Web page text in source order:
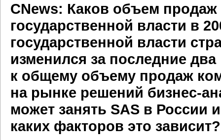
CNews: Каков объем продаж
государственной власти в
государственной власти
изменился за последние
к общему объему продаж
на рынке решений бизнес-
может занять SAS в
каких факторов это зависит?